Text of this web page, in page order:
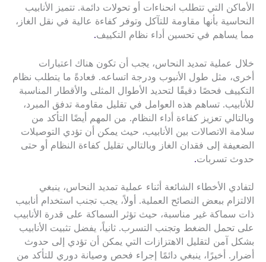
الأماكن التي تتطلب انحناءات أو تحولات دائمة. تتميز الأنابيب
النحاسية بأنها مقاومة للتآكل وتوفر كفاءة عالية في نقل الغاز،
مما يساهم في تحسين أداء نظام التكييف.
خلال عملية تمديد النحاس، يجب أن تكون هناك اعتبارات
أخرى، مثل طول الأنبوب ودرجة اتساعه. فعادةً ما يتطلب نظام
التكييف فحصًا دقيقًا لتحديد الأطوال المثلى والأقطار المناسبة
للأنابيب. تساهم هذه العوامل في تقليل مقاومة تدفق المبرد،
وبالتالي تعزيز كفاءة أداء النظام. من المهم أيضًا التأكد من
سلامة الاتصالات بين الأنابيب، حيث يمكن أن تؤدي التوصيلات
الضعيفة إلى فقدان الغاز وبالتالي تقليل كفاءة النظام أو حتى
حدوث تسربات.
لتفادي الأخطاء الشائعة أثناء عملية تمديد النحاس، ينبغي
الالتزام ببعض النصائح العملية. أولاً، يجب تجنب استخدام أنابيب
ذات سماكة غير مناسبة، حيث تؤثر السماكة على قدرة الأنابيب
على تحمل الضغط وتجنب التسرب. ثانياً، يفضل تثبيت الأنابيب
بشكل آمن لتقليل الاهتزازات التي يمكن أن تؤدي إلى حدوث
أضرار. أخيرًا، ينبغي دائمًا إجراء فحص وصيانة دوري للتأكد من